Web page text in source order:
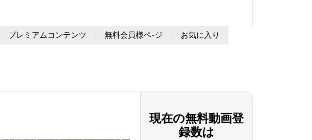
プレミアムコンテンツ 無料会員様ペ-ジ
お気に入り
現在の無料動画登
録数は